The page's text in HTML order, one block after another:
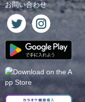
お問い合わせ